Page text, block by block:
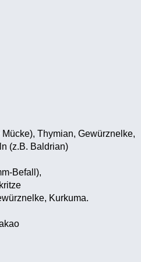
Thymian, Gewürznelke,
(z.B. Baldrian)
Befall),
Kurkuma.